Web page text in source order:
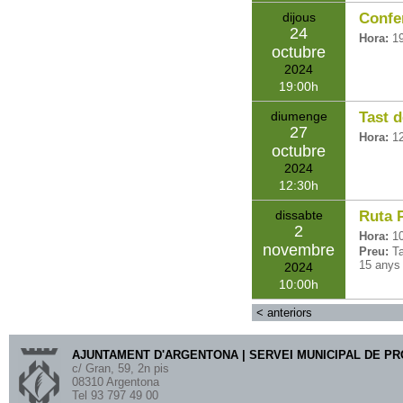
dijous
24
octubre
2024
19:00
Hora:
diumenge
27
octubre
2024
12:30
Tast
Hora:
dissabte
2
novembre
2024
10:00
Ruta
Hora:
Preu:
15
< anteriors
AJUNTAMENT D'ARGENTONA | SERVEI MUNICIPAL DE
c/ Gran, 59, 2n pis
08310 Argentona
Tel 93 797 49 00